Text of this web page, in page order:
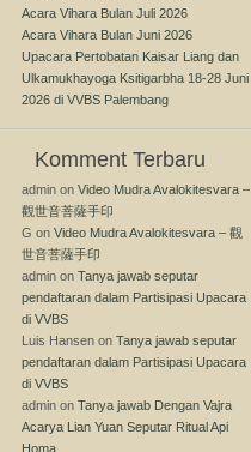
Acara Vihara Bulan Juli 2026
Acara Vihara Bulan Juni 2026
Upacara Pertobatan Kaisar Liang dan
Ulkamukhayoga Ksitigarbha 18-28 Juni
2026 di VVBS Palembang
Komment Terbaru
admin on Video Mudra Avalokitesvara –
觀世音菩薩手印
G on Video Mudra Avalokitesvara – 觀
世音菩薩手印
admin on Tanya jawab seputar
pendaftaran dalam Partisipasi Upacara
di VVBS
Luis Hansen on Tanya jawab seputar
pendaftaran dalam Partisipasi Upacara
di VVBS
admin on Tanya jawab Dengan Vajra
Acarya Lian Yuan Seputar Ritual Api
Homa